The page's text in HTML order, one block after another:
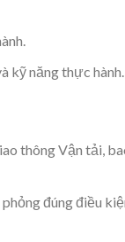
kỹ năng thực hành.
thông Vận tải,
đúng điều